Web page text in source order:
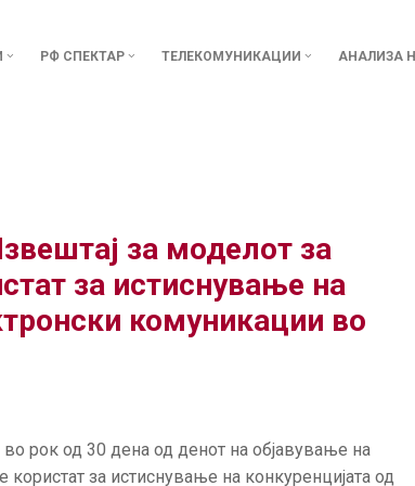
РФ СПЕКТАР ТЕЛЕКОМУНИКАЦИИ АНАЛИЗА
за моделот за
за истиснување на
комуникации во
рок од 30 дена од денот на објавување на
за истиснување на конкуренцијата од